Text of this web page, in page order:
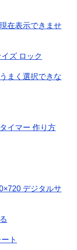
在表示できませ
ズ ロック
まく選択できな
イマー 作り方
デジタルサ
ト